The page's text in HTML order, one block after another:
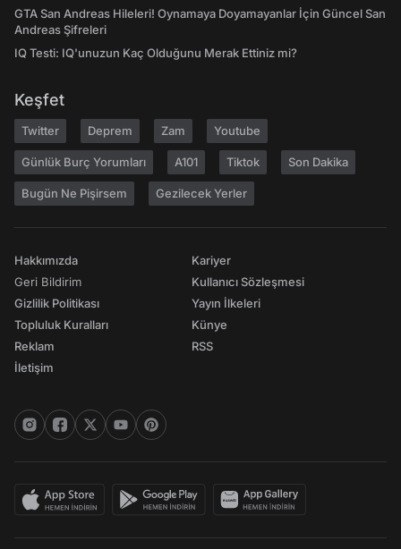
GTA San Andreas Hileleri! Oynamaya Doyamayanlar İçin Güncel San
Andreas Şifreleri
IQ Testi: IQ'unuzun Kaç Olduğunu Merak Ettiniz mi?
Keşfet
Twitter Deprem Zam Youtube
Günlük Burç Yorumları A101 Tiktok Son Dakika
Bugün Ne Pişirsem Gezilecek Yerler
Hakkımızda
Geri Bildirim
Gizlilik Politikası
Topluluk Kuralları
Reklam
İletişim
Kariyer
Kullanıcı Sözleşmesi
Yayın İlkeleri
Künye
RSS